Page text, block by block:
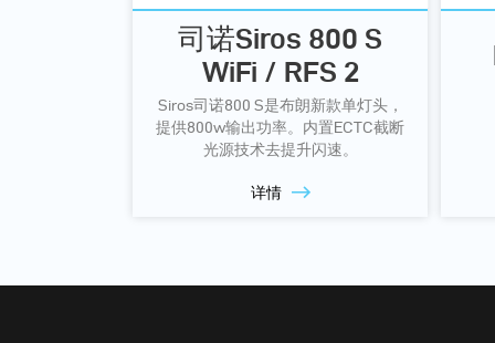
司诺Siros 800 S
WiFi / RFS 2
Siros司诺800 S是布朗新款单灯头，
提供800w输出功率。内置ECTC截断
光源技术去提升闪速。
详情